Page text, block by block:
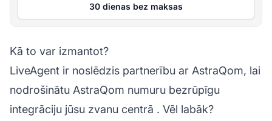
30 dienas bez maksas
Kā to var izmantot?
LiveAgent ir noslēdzis partnerību ar AstraQom, lai
nodrošinātu AstraQom numuru bezrūpīgu
integrāciju jūsu zvanu centrā . Vēl labāk?